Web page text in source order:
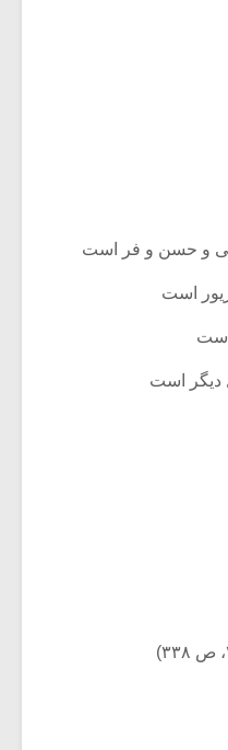
و حسن و فر است‏
است‏
است‏
دیگر است